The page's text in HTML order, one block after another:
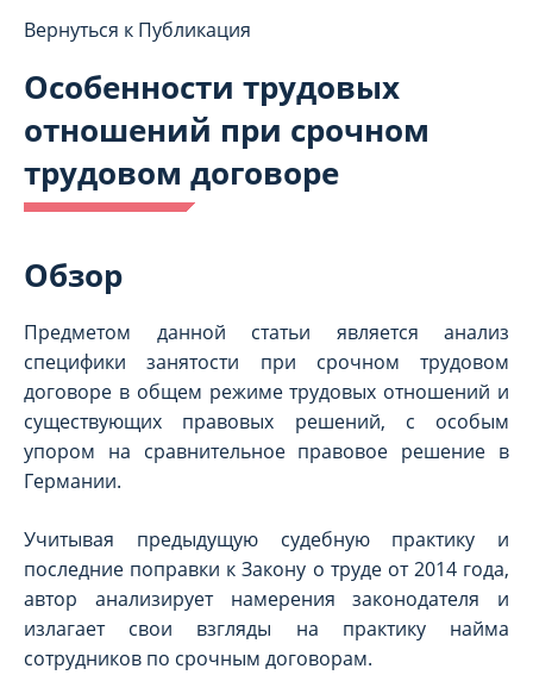
Вернуться к Публикация
Особенности трудовых
отношений при срочном
трудовом договоре
Обзор
Предметом данной статьи является анализ
специфики занятости при срочном трудовом
договоре в общем режиме трудовых отношений и
существующих правовых решений, с особым
упором на сравнительное правовое решение в
Германии.
Учитывая предыдущую судебную практику и
последние поправки к Закону о труде от 2014 года,
автор анализирует намерения законодателя и
излагает свои взгляды на практику найма
сотрудников по срочным договорам.